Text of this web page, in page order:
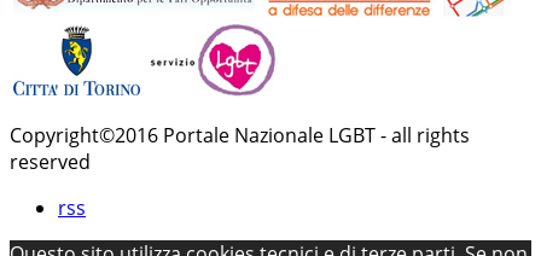
Copyright©2016 Portale Nazionale LGBT - all rights
reserved
rss